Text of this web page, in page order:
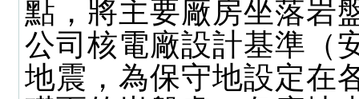
點，將主要廠房坐落岩
公司核電廠設計基準（
地震，為保守地設定在